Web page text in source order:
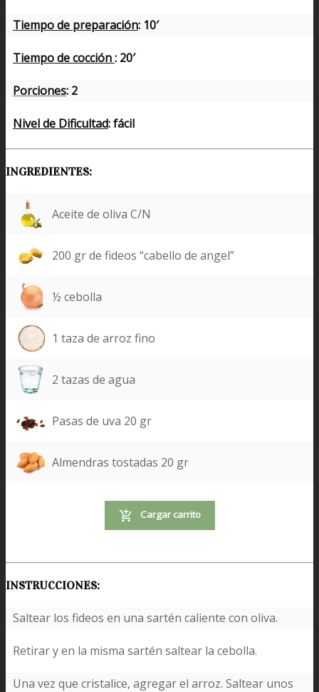
Tiempo de preparación: 10′
Tiempo de cocción: 20′
Porciones: 2
Nivel de Dificultad: fácil
INGREDIENTES:
Aceite de oliva C/N
200 gr de fideos “cabello de angel”
½ cebolla
1 taza de arroz fino
2 tazas de agua
Pasas de uva 20 gr
Almendras tostadas 20 gr
Cargar carrito
INSTRUCCIONES:
Saltear los fideos en una sartén caliente con oliva.
Retirar y en la misma sartén saltear la cebolla.
Una vez que cristalice, agregar el arroz. Saltear unos